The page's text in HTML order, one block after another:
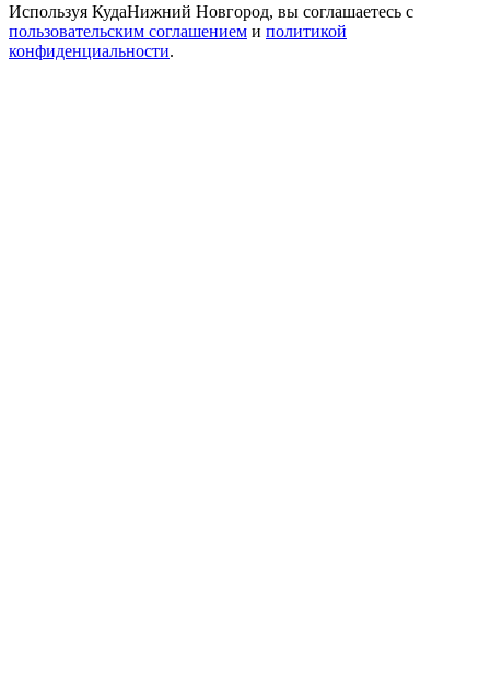
Используя КудаНижний Новгород, вы соглашаетесь с
пользовательским соглашением и политикой
конфиденциальности.